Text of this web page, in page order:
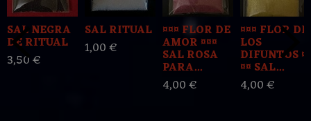
SAL NEGRA
DE RITUAL
3,50 €
SAL RITUAL
1,00 €
¤¤¤ FLOR DE
AMOR ¤¤¤
SAL ROSA
PARA...
4,00 €
¤¤¤ FLOR DE
LOS
DIFUNTOS ¤
¤¤ SAL...
4,00 €